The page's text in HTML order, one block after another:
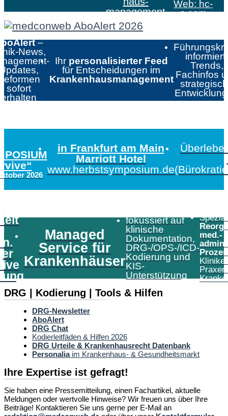
management
Web: hc-
s.com
–
News,
sofort
erhalten
Ihr personalisierter Feed
für Entscheidungen im
Krankenhausmanagement
informiert:
Trends,
Fachinfos
2026
in Frankfurt am Main
Marriott Hotel
www.herbstsymposium.de
Managed
Service für
Krankenhäuser
fokussiert auf
klinische
Dokumentation,
DRG-/OPS-/ICD-
Kodierung und
KIS-
Unterstützung
med.-
DRG | Kodierung | Tools & Hilfen
DRG-Newsletter
AboAlert
DRG Chat
Kodierleitfäden & Hilfen 2026
DRG Urteile & Krankenhausrecht Datenbank
Personaliaim Krankenhaus- & Gesundheitsmarkt
Ihre Expertise ist gefragt!
Sie haben eine Pressemitteilung, einen Fachartikel, aktuelle
Meldungen oder wertvolle Hinweise? Wir freuen uns über Ihre
Beiträge! Kontaktieren Sie uns gerne per E-Mail an